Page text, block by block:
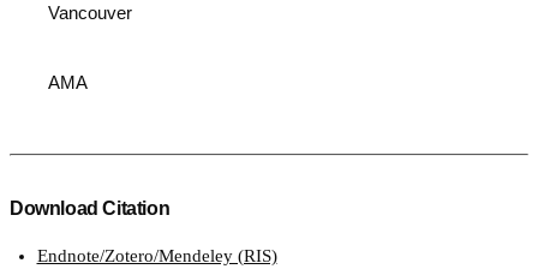
Vancouver
AMA
Download Citation
Endnote/Zotero/Mendeley (RIS)